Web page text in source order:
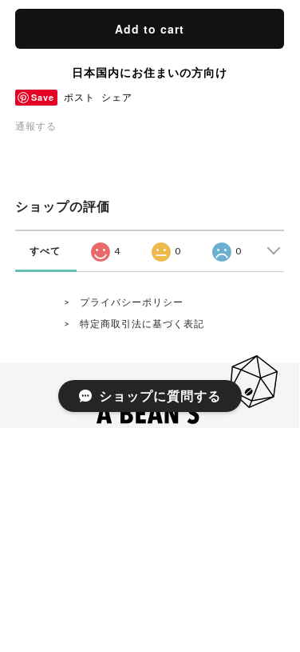
Add to cart
日本国内にお住まいの方向け
Save ポスト シェア
通報する
ショップの評価
すべて 4 0 0
プライバシーポリシー
特定商取引法に基づく表記
ショップに質問する